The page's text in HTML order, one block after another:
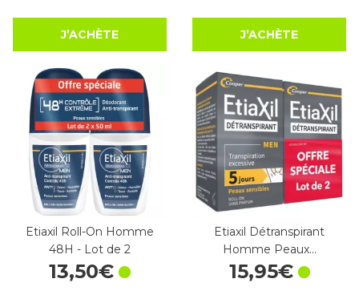
J’ACHÈTE J’ACHÈTE
Etiaxil Roll-On Homme
48H - Lot de 2
13,50€
Etiaxil Détranspirant
Homme Peaux…
15,95€